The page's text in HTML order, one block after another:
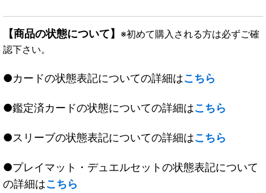
【商品の状態について】 ※初めて購入される方は必ずご確
認下さい。
●カードの状態表記についての詳細はこちら
●鑑定済カードの状態についての詳細はこちら
●スリーブの状態表記についての詳細はこちら
●プレイマット・デュエルセットの状態表記について
の詳細はこちら